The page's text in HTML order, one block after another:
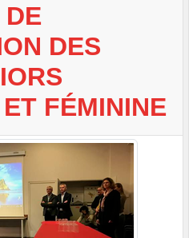
DES
FÉMININE